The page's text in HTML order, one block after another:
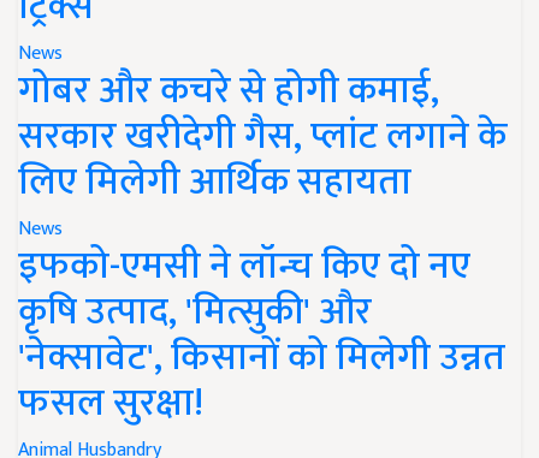
News
गोबर और कचरे से होगी कमाई,
सरकार खरीदेगी गैस, प्लांट लगाने के
लिए मिलेगी आर्थिक सहायता
News
इफको-एमसी ने लॉन्च किए दो नए
कृषि उत्पाद, 'मित्सुकी' और
'नेक्सावेट', किसानों को मिलेगी उन्नत
फसल सुरक्षा!
Animal Husbandry